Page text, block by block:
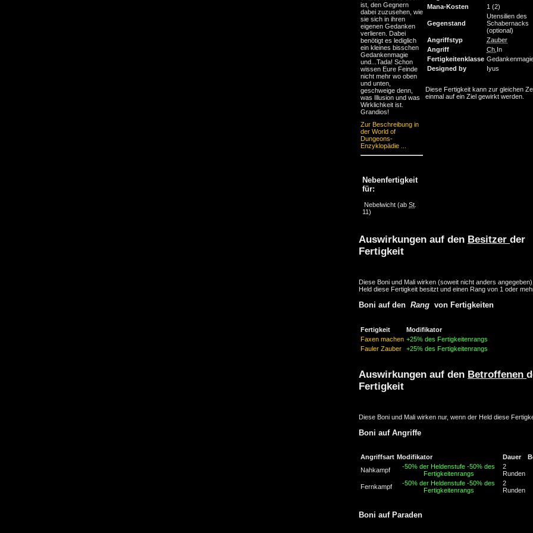
ist, den Gegnern
dabei zuzusehen, wie
sie sich in ihren
eigenen Gedanken
verlieren. Dabei
benötigt es lediglich
ein kleines bisschen
Gedankenmagie
und...Tada! Schon
wissen Eure Feinde
nicht mehr wo oben
und unten,
geschweige denn,
was Illusion und was
Wirklichkeit ist.
Grandios!
Zur Beschreibung in
der World of
Dungeons-
Enzyklopädie ...
Nebenfertigkeit
für:
Nebelwicht (ab St
11)
Mana-Kosten
1 (2)
Gegenstand
Utensilien des
(optional)
Angriffstyp
Zauber
Angriff
Ch ,In
Fertigkeitenklasse
Designed by
Iyus
Diese Fertigkeit kann zur gleichen
einmal auf ein Ziel gewirkt werden.
Auswirkungen auf den Besitzer der
Fertigkeit
Diese Boni und Mali wirken (soweit nicht anders
Held diese Fertigkeit besitzt und einen Rang von 1 oder
Boni auf den Rang von Fertigkeiten
Fertigkeit
Modifikator
Faxen machen +25% des Fertigkeitenrangs
Fauler Zauber
+25% des Fertigkeitenrangs
Auswirkungen auf den Betroffenen
Fertigkeit
Diese Boni und Mali wirken nur, wenn der Held diese
Boni auf Angriffe
Angriffsart Modifikator Dauer
Nahkampf
-50% der Heldenstufe -50% des
Fertigkeitenrangs
2
Runden
Fernkampf
-50% der Heldenstufe -50% des
Fertigkeitenrangs
2
Runden
Boni auf Paraden